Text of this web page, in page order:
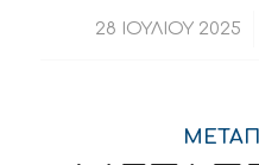
28 ΙΟΥΛΊΟΥ 2025
/